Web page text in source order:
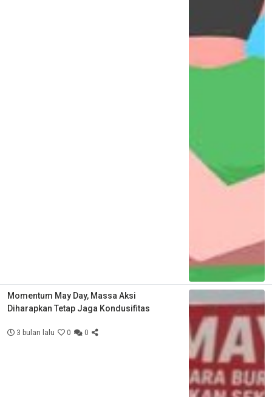
Momentum May Day, Massa Aksi
Diharapkan Tetap Jaga Kondusifitas
3 bulan lalu 0 0